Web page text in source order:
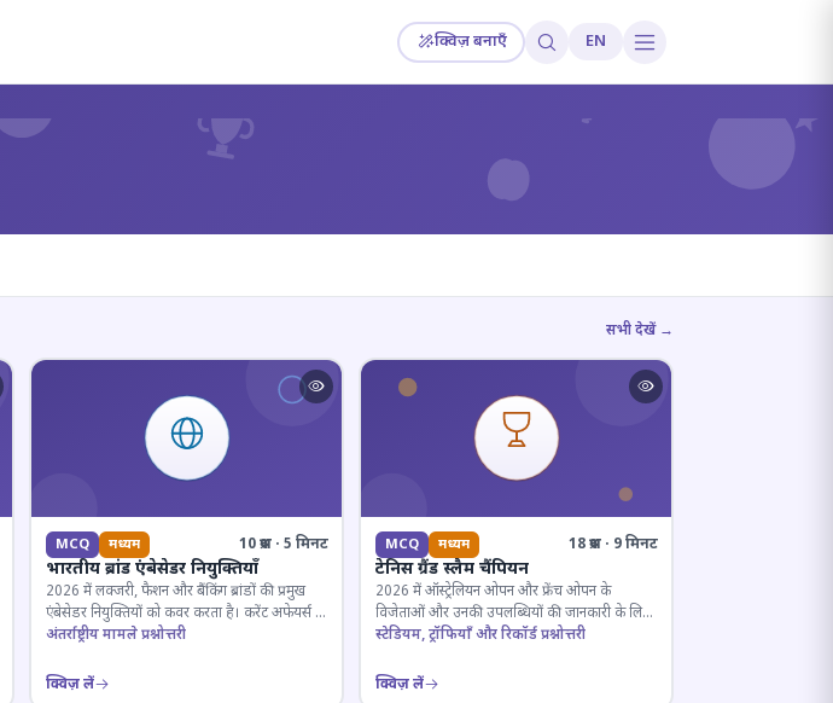
क्विज़ बनाएँ EN
? ?
सभी देखें →
MCQ मध्यम 10 प्रश्न · 5 मिनट
भारतीय ब्रांड एंबेसेडर नियुक्तियाँ
2026 में लक्जरी, फैशन और बैंकिंग ब्रांडों की प्रमुख
एंबेसेडर नियुक्तियों को कवर करता है। करेंट अफेयर्स के
लिए जरूरी।
अंतर्राष्ट्रीय मामले प्रश्नोत्तरी
क्विज़ लें
MCQ मध्यम 18 प्रश्न · 9 मिनट
टेनिस ग्रैंड स्लैम चैंपियन
2026 में ऑस्ट्रेलियन ओपन और फ्रेंच ओपन के
विजेताओं और उनकी उपलब्धियों की जानकारी के लिए
क्विज़।
स्टेडियम, ट्रॉफियाँ और रिकॉर्ड प्रश्नोत्तरी
क्विज़ लें